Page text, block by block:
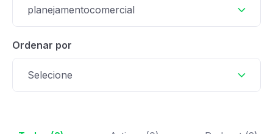
planejamentocomercial
Ordenar por
Selecione